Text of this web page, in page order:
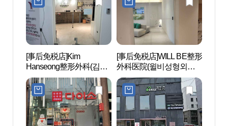
[事后免税店]Kim
Hanseong整形外科(김한
성성형외과의원)
[事后免税店]WILL BE整形
外科医院(윌비성형외과
의원)